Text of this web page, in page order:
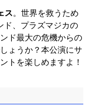
ス。世界を救うため
ド、プラズマジカの
ド最大の危機からの
ょうか？本公演にサ
トを楽しめますよ！